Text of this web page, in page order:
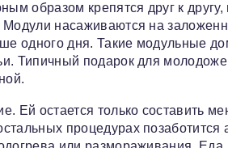
образом крепятся друг к другу,
Модули насаживаются на
одного дня. Такие модульные
Типичный подарок для
Ей остается только составить
процедурах позаботится